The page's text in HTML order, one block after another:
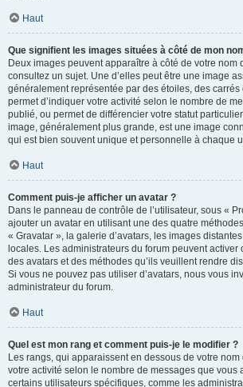
Haut
Que signifient les images situées à côté de mon
Deux images peuvent apparaître à côté de votre nom
consultez un sujet. Une d’elles peut être une image
généralement représentée par des étoiles, des carrés
permet d’indiquer votre activité selon le nombre de
publié, ou permet de différencier votre statut particulier
image, généralement plus grande, est une image
qui est bien souvent unique et personnelle à chaque
Haut
Comment puis-je afficher un avatar ?
Dans le panneau de contrôle de l’utilisateur, sous «
ajouter un avatar en utilisant une des quatre
« Gravatar », la galerie d’avatars, les images
locales. Les administrateurs du forum peuvent activer
des avatars et des méthodes qu’ils veuillent rendre
Si vous ne pouvez pas utiliser d’avatars, nous vous
administrateur du forum.
Haut
Quel est mon rang et comment puis-je le modifier ?
Les rangs, qui apparaissent en dessous de votre nom
votre activité selon le nombre de messages que vous
certains utilisateurs spécifiques, comme les